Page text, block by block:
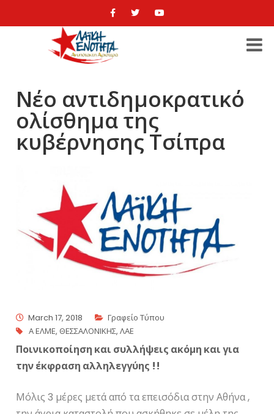
Νέο αντιδημοκρατικό
ολίσθημα της
κυβέρνησης Τσίπρα
March 17, 2018
Γραφείο Τύπου
Α ΕΛΜΕ, ΘΕΣΣΑΛΟΝΙΚΗΣ,ΛΑΕ
Ποινικοποίηση και συλλήψεις ακόμη και για
την έκφραση αλληλεγγύης !!
Μόλις 3 μέρες μετά από τα επεισόδια στην Αθήνα ,